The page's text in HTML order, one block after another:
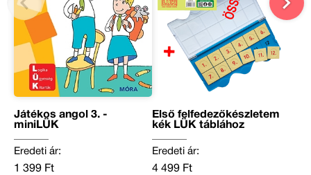
Játékos angol 3. -
miniLÜK
Eredeti ár:
1 399 Ft
Első felfedezőkészletem
kék LÜK táblához
Eredeti ár:
4 499 Ft